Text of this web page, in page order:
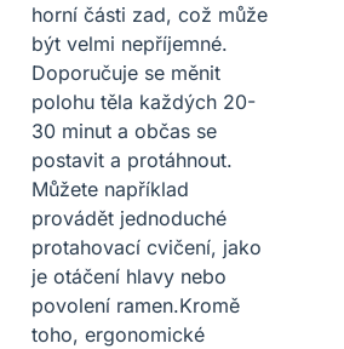
horní části zad, což může
být velmi nepříjemné.
Doporučuje se měnit
polohu těla každých 20-
30 minut a občas se
postavit a protáhnout.
Můžete například
provádět jednoduché
protahovací cvičení, jako
je otáčení hlavy nebo
povolení ramen.Kromě
toho, ergonomické